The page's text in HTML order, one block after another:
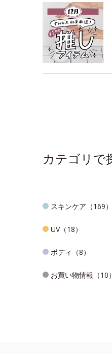
カテゴリで
スキンケア（169）
UV（18）
ボディ（8）
お買い物情報（10）